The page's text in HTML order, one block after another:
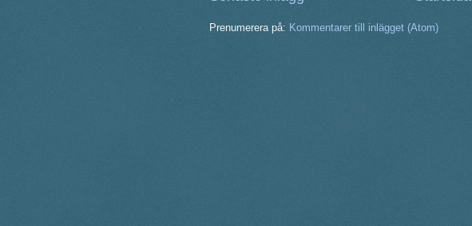
Prenumerera på: Kommentarer till inlägget (Atom)